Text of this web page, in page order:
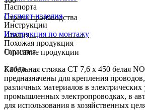
Страна производства
Италия
Гарантия
2 года
Паспорта
Паспорт изделия
Инструкции
Инструкция по монтажу
Похожая продукция
Описание продукции
Кабельная стяжка CT 7,6 x 450 белая
предназначены для крепления
различных материалов в электрических
промышленных электропроводках, в
для использования в хозяйственных